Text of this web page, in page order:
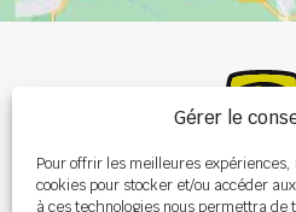
Gérer le
Pour offrir les meilleures
cookies pour stocker et/ou accéder
à ces technologies nous permettra